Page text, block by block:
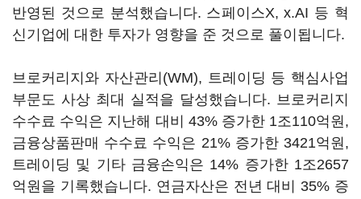
반영된 것으로 분석했습니다. 스페이스X, x.AI 등 혁
신기업에 대한 투자가 영향을 준 것으로 풀이됩니다.
브로커리지와 자산관리(WM), 트레이딩 등 핵심사업
부문도 사상 최대 실적을 달성했습니다. 브로커리지
수수료 수익은 지난해 대비 43% 증가한 1조110억원,
금융상품판매 수수료 수익은 21% 증가한 3421억원,
트레이딩 및 기타 금융손익은 14% 증가한 1조2657
억원을 기록했습니다. 연금자산은 전년 대비 35% 증